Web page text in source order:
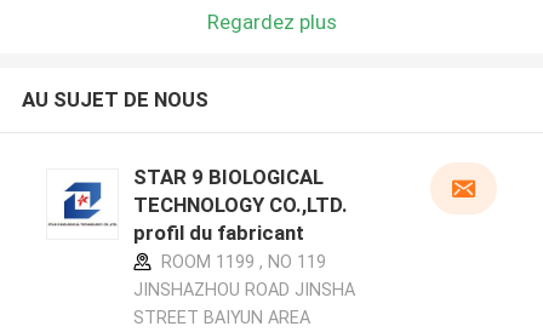
Regardez plus
AU SUJET DE NOUS
STAR 9 BIOLOGICAL
TECHNOLOGY CO.,LTD.
profil du fabricant
ROOM 1199 , NO 119
JINSHAZHOU ROAD JINSHA
STREET BAIYUN AREA